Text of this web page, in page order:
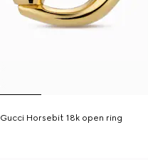
Gucci Horsebit 18k open ring